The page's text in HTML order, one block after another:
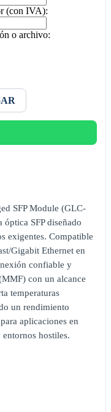
(con IVA):
o archivo:
SFP Module (GLC-
SFP diseñado
exigentes. Compatible
Gigabit Ethernet en
confiable y
con un alcance
temperaturas
un rendimiento
aplicaciones en
hostiles.